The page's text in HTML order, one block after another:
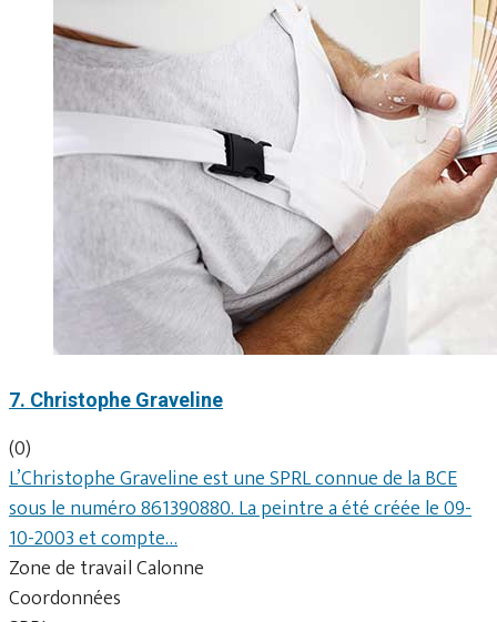
7. Christophe Graveline
(0)
L’Christophe Graveline est une SPRL connue de la BCE
sous le numéro 861390880. La peintre a été créée le 09-
10-2003 et compte…
Zone de travail Calonne
Coordonnées